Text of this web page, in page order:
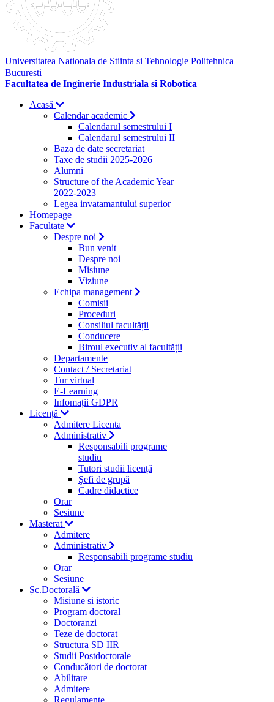
Universitatea Nationala de Stiinta si Tehnologie Politehnica
Bucuresti
Facultatea de Inginerie Industriala si Robotica
Acasă
Calendar academic
Calendarul semestrului I
Calendarul semestrului II
Baza de date secretariat
Taxe de studii 2025-2026
Alumni
Structure of the Academic Year
2022-2023
Legea invatamantului superior
Homepage
Facultate
Despre noi
Bun venit
Despre noi
Misiune
Viziune
Echipa management
Comisii
Proceduri
Consiliul facultății
Conducere
Biroul executiv al facultății
Departamente
Contact / Secretariat
Tur virtual
E-Learning
Infomații GDPR
Licență
Admitere Licenta
Administrativ
Responsabili programe
studiu
Tutori studii licență
Şefi de grupă
Cadre didactice
Orar
Sesiune
Masterat
Admitere
Administrativ
Responsabili programe studiu
Orar
Sesiune
Șc.Doctorală
Misiune si istoric
Program doctoral
Doctoranzi
Teze de doctorat
Structura SD IIR
Studii Postdoctorale
Conducători de doctorat
Abilitare
Admitere
Regulamente